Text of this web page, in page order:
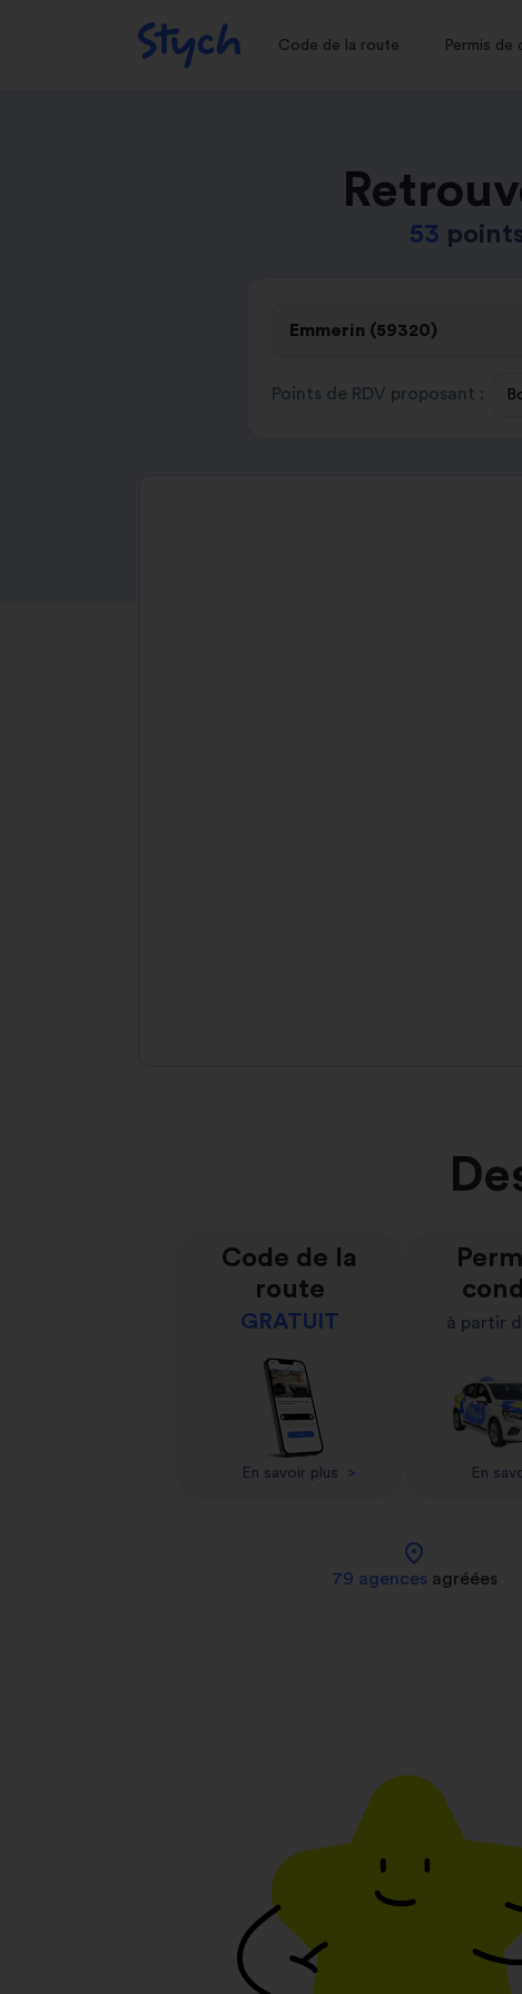
Code de la route Permis de
53
Points de RDV proposant :
Code de la
route
GRATUIT
En savoir plus >
à partir
En
location_on
79 agences agréées